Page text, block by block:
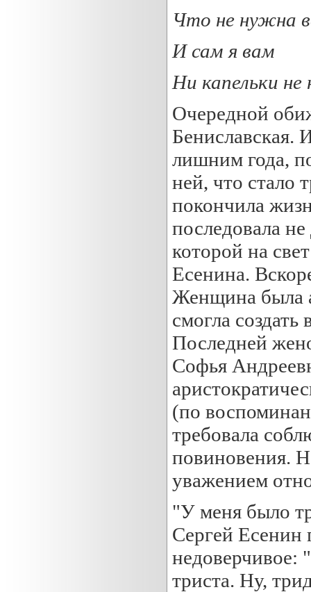
Что не нужна
И сам я вам
Ни капельки
Очередной
Бениславская.
лишним года,
ней, что стало
покончила
последовала
которой на
Есенина.
Женщина была
смогла
Последней
Софья
(по
требовала
повиновения.
уважением
"У меня было
Сергей Есенин
недоверчивое:
триста. Ну,